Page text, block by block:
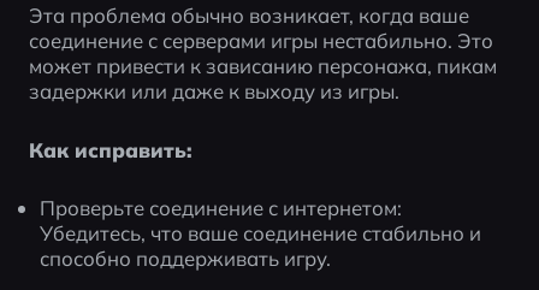
Эта проблема обычно возникает, когда ваше
соединение с серверами игры нестабильно. Это
может привести к зависанию персонажа, пикам
задержки или даже к выходу из игры.
Как исправить:
Проверьте соединение с интернетом:
Убедитесь, что ваше соединение стабильно и
способно поддерживать игру.